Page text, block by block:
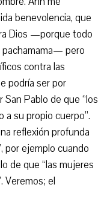
benevolencia, que
Dios —porque todo
pachamama— pero
contra las
podría ser por
Pablo de que “los
a su propio cuerpo”.
reflexión profunda
por ejemplo cuando
de que “las mujeres
Veremos; el